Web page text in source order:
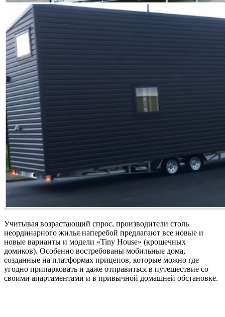
Учитывая возрастающий спрос, производители столь
неординарного жилья наперебой предлагают все новые и
новые варианты и модели «Tiny Housе» (крошечных
домиков). Особенно востребованы мобильные дома,
созданные на платформах прицепов, которые можно где
угодно припарковать и даже отправиться в путешествие со
своими апартаментами и в привычной домашней обстановке.